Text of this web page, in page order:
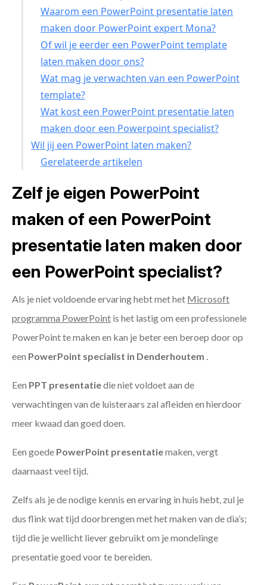
Waarom een PowerPoint presentatie laten
maken door PowerPoint expert Mona?
Of wil je eerder een PowerPoint template
laten maken door ons?
Wat mag je verwachten van een PowerPoint
template?
Wat kost een PowerPoint presentatie laten
maken door een Powerpoint specialist?
Wil jij een PowerPoint laten maken?
Gerelateerde artikelen
Zelf je eigen PowerPoint
maken of een PowerPoint
presentatie laten maken door
een PowerPoint specialist?
Als je niet voldoende ervaring hebt met het Microsoft
programma PowerPoint is het lastig om een professionele
PowerPoint te maken en kan je beter een beroep door op
een PowerPoint specialist in Denderhoutem .
Een PPT presentatiedie niet voldoet aan de
verwachtingen van de luisteraars zal afleiden en hierdoor
meer kwaad dan goed doen.
Een goede PowerPoint presentatiemaken, vergt
daarnaast veel tijd.
Zelfs als je de nodige kennis en ervaring in huis hebt, zul je
dus flink wat tijd doorbrengen met het maken van de dia’s;
tijd die je wellicht liever gebruikt om je mondelinge
presentatie goed voor te bereiden.